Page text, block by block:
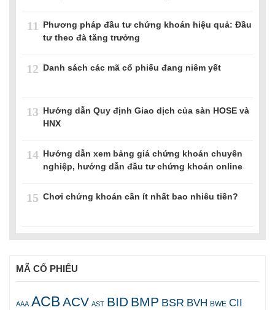
11
Phương pháp đầu tư chứng khoán hiệu quả: Đầu
tư theo đà tăng trưởng
12 Danh sách các mã cổ phiếu đang niêm yết
13 Hướng dẫn Quy định Giao dịch của sàn HOSE và
HNX
14 Hướng dẫn xem bảng giá chứng khoán chuyên
nghiệp, hướng dẫn đầu tư chứng khoán online
15 Chơi chứng khoán cần ít nhất bao nhiêu tiền?
MÃ CỔ PHIẾU
AAA ACB ACV AST BID BMP BSR BVH BWE CII